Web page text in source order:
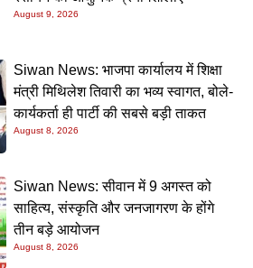
August 9, 2026
Siwan News: भाजपा कार्यालय में शिक्षा
मंत्री मिथिलेश तिवारी का भव्य स्वागत, बोले-
कार्यकर्ता ही पार्टी की सबसे बड़ी ताकत
August 8, 2026
Siwan News: सीवान में 9 अगस्त को
साहित्य, संस्कृति और जनजागरण के होंगे
तीन बड़े आयोजन
August 8, 2026